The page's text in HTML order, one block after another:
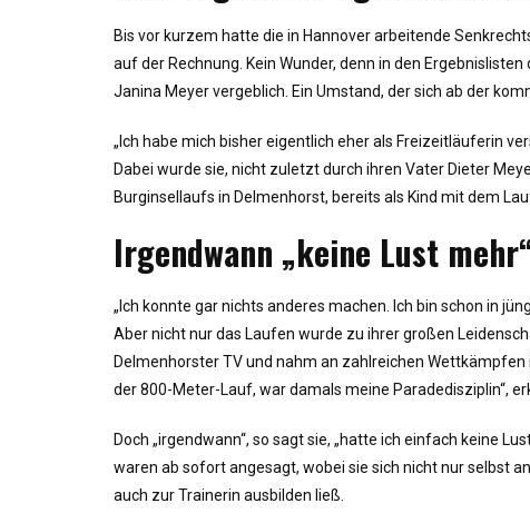
Bis vor kurzem hatte die in Hannover arbeitende
auf der Rechnung. Kein Wunder, denn in den
Janina Meyer vergeblich. Ein Umstand, der sich ab der
„Ich habe mich bisher eigentlich eher als Freizeitläuferin
Dabei wurde sie, nicht zuletzt durch ihren Vater Dieter
Burginsellaufs in Delmenhorst, bereits als Kind mit dem
Irgendwann „keine Lust
„Ich konnte gar nichts anderes machen. Ich bin schon in
Aber nicht nur das Laufen wurde zu ihrer großen
Delmenhorster TV und nahm an zahlreichen
der 800-Meter-Lauf, war damals meine Paradedisziplin“,
Doch „irgendwann“, so sagt sie, „hatte ich einfach keine
waren ab sofort angesagt, wobei sie sich nicht nur selbst
auch zur Trainerin ausbilden ließ.